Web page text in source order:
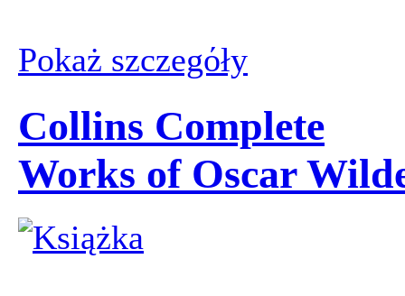
Pokaż szczegόły
Collins Complete
Works of Oscar